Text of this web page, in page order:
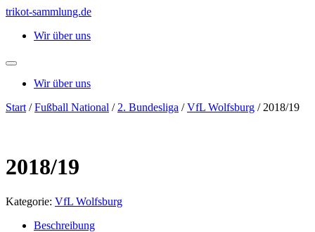
Zum
springen
trikot-sammlung.de
Wir über uns
Wir über uns
Start /Fußball National / 2. Bundesliga /VfL Wolfsburg / 2018/19
2018/19
Kategorie: VfL Wolfsburg
Beschreibung